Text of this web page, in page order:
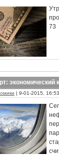
73
экономический
| 9-01-2015,